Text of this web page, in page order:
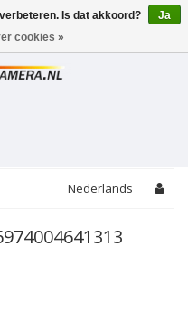
Nederlands
Is dat akkoord?
Ja
cookies »